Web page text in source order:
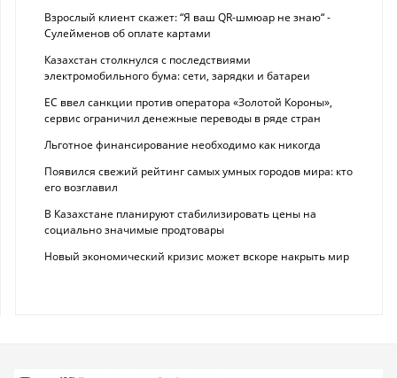
Взрослый клиент скажет: “Я ваш QR-шмюар не знаю“ -
Сулейменов об оплате картами
Казахстан столкнулся с последствиями
электромобильного бума: сети, зарядки и батареи
ЕС ввел санкции против оператора «Золотой Короны»,
сервис ограничил денежные переводы в ряде стран
Льготное финансирование необходимо как никогда
Появился свежий рейтинг самых умных городов мира: кто
его возглавил
В Казахстане планируют стабилизировать цены на
социально значимые продтовары
Новый экономический кризис может вскоре накрыть мир